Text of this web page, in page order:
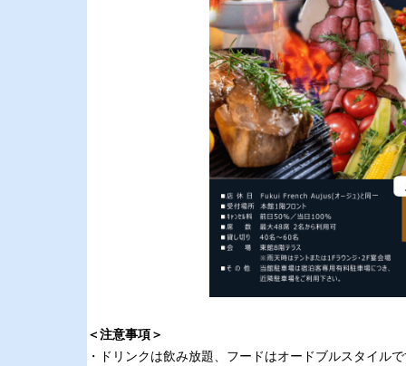
＜注意事項＞
・ドリンクは飲み放題、フードはオードブルスタイル